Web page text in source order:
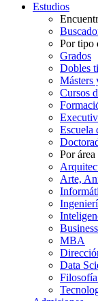
Estudios
Por tipo
Grados
Dobles
Másters
Cursos
Escuela
Por
Arte,
MBA
Data